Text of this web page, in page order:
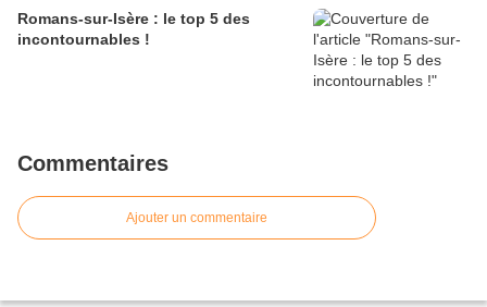
Romans-sur-Isère : le top 5 des
incontournables !
Commentaires
Ajouter un commentaire